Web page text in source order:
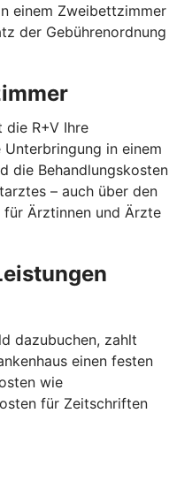
einem Zweibettzimmer
der Gebührenordnung
die R+V Ihre
in einem
die Behandlungskosten
– auch über den
Ärztinnen und Ärzte
dazubuchen, zahlt
einen festen
wie
für Zeitschriften